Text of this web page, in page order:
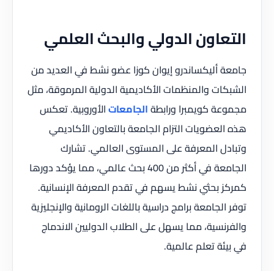
التعاون الدولي والبحث العلمي
جامعة أليكساندرو إيوان كوزا عضو نشط في العديد من
الشبكات والمنظمات الأكاديمية الدولية المرموقة، مثل
مجموعة كويمبرا ورابطةالجامعاتالأوروبية. تعكس
هذه العضويات التزام الجامعة بالتعاون الأكاديمي
وتبادل المعرفة على المستوى العالمي. تشارك
الجامعة في أكثر من 400 بحث عالمي، مما يؤكد دورها
كمركز بحثي نشط يسهم في تقدم المعرفة الإنسانية.
توفر الجامعة برامج دراسية باللغات الرومانية والإنجليزية
والفرنسية، مما يسهل على الطلاب الدوليين الاندماج
في بيئة تعلم عالمية.